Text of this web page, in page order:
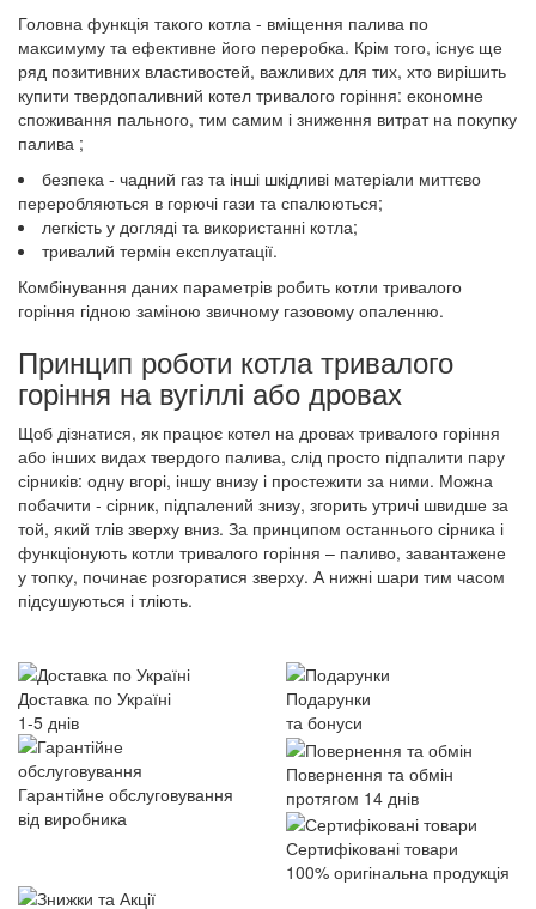
Головна функція такого котла - вміщення палива по
максимуму та ефективне його переробка. Крім того, існує ще
ряд позитивних властивостей, важливих для тих, хто вирішить
купити твердопаливний котел тривалого горіння: економне
споживання пального, тим самим і зниження витрат на покупку
палива ;
безпека - чадний газ та інші шкідливі матеріали миттєво
переробляються в горючі гази та спалюються;
легкість у догляді та використанні котла;
тривалий термін експлуатації.
Комбінування даних параметрів робить котли тривалого
горіння гідною заміною звичному газовому опаленню.
Принцип роботи котла тривалого
горіння на вугіллі або дровах
Щоб дізнатися, як працює котел на дровах тривалого горіння
або інших видах твердого палива, слід просто підпалити пару
сірників: одну вгорі, іншу внизу і простежити за ними. Можна
побачити - сірник, підпалений знизу, згорить утричі швидше за
той, який тлів зверху вниз. За принципом останнього сірника і
функціонують котли тривалого горіння – паливо, завантажене
у топку, починає розгоратися зверху. А нижні шари тим часом
підсушуються і тліють.
Доставка по Україні
1-5 днів
Подарунки
та бонуси
Гарантійне обслуговування
від виробника
Повернення та обмін
протягом 14 днів
Сертифіковані товари
100% оригінальна продукція